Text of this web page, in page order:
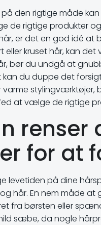
på den rigtige måde
de rigtige produkter og
er det en god idé at
eller kruset hår, kan
bør du undgå at
kan du duppe det
varme
at vælge de rigtige
for at
levetiden på dine
hår. En nem måde
fra børsten eller
sæbe, da nogle